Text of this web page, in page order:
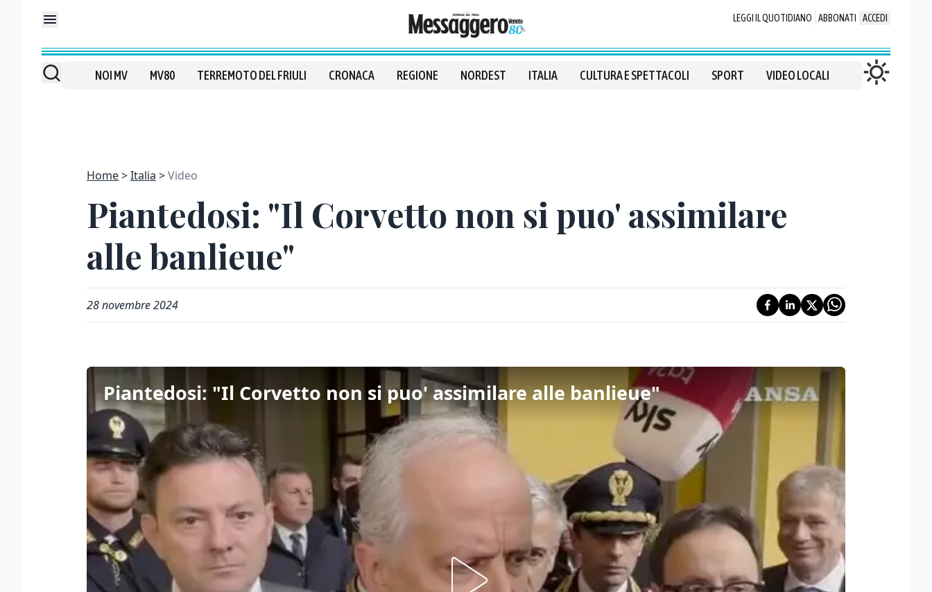
LEGGI IL QUOTIDIANO ABBONATI ACCEDI
NOI MV MV80 TERREMOTO DEL FRIULI CRONACA REGIONE NORDEST ITALIA CULTURA E SPETTACOLI SPORT VIDEO LOCALI
Home Italia Video
Piantedosi: "Il Corvetto non si puo' assimilare
alle banlieue"
28 novembre 2024
Piantedosi: "Il Corvetto non si puo' assimilare alle banlieue"